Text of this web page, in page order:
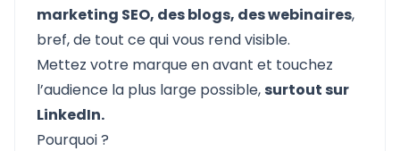
marketing SEO, des blogs, des webinaires,
bref, de tout ce qui vous rend visible.
Mettez votre marque en avant et touchez
l’audience la plus large possible,surtout sur
LinkedIn.
Pourquoi ?